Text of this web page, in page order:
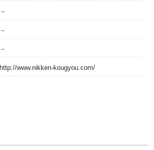
－
－
－
http://www.nikken-kougyou.com/